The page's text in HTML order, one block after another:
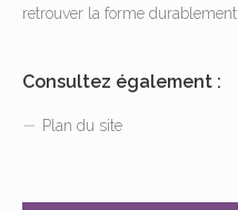
retrouver la forme durablement.
Consultez également :
Plan du site